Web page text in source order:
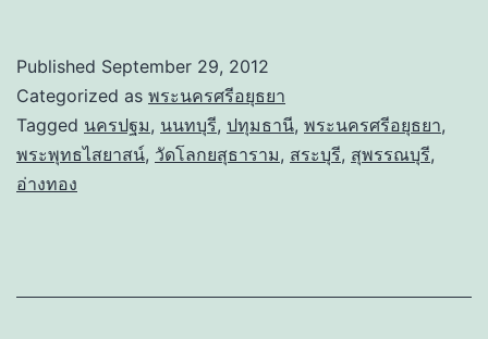
Published September 29, 2012
Categorized as พระนครศรีอยุธยา
Tagged นครปฐม, นนทบุรี, ปทุมธานี, พระนครศรีอยุธยา,
พระพุทธไสยาสน์, วัดโลกยสุธาราม, สระบุรี, สุพรรณบุรี,
อ่างทอง